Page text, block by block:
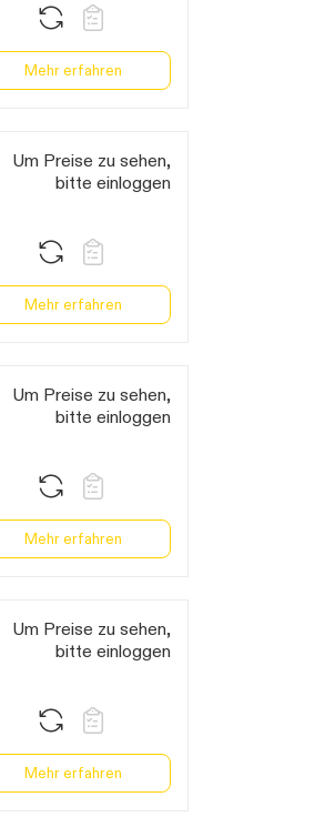
Mehr erfahren
Um Preise zu sehen,
bitte einloggen
Mehr erfahren
Um Preise zu sehen,
bitte einloggen
Mehr erfahren
Um Preise zu sehen,
bitte einloggen
Mehr erfahren